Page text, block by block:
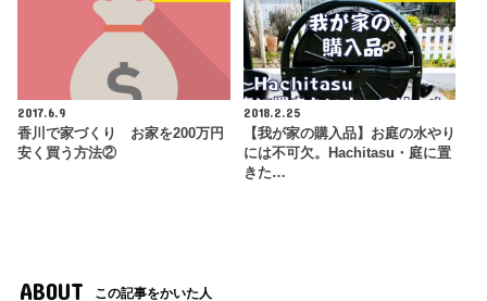
2017.6.9
香川で家づくり お家を200万円
安く買う方法②
2018.2.25
【我が家の購入品】お庭の水やり
には不可欠。Hachitasu・庭に置
きた…
ABOUT この記事をかいた人